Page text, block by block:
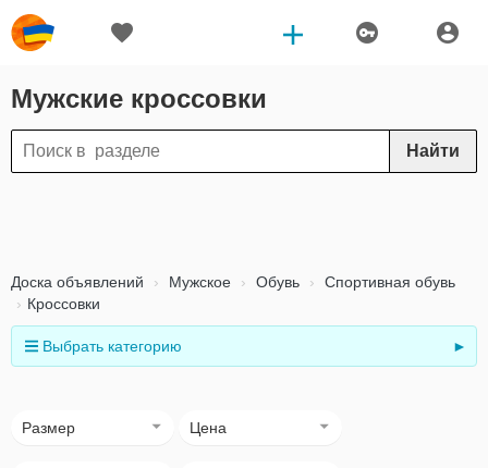
Мужские кроссовки
Найти
Доска объявлений Мужское Обувь
Спортивная обувь
Кроссовки
Выбрать категорию ►
Размер Цена